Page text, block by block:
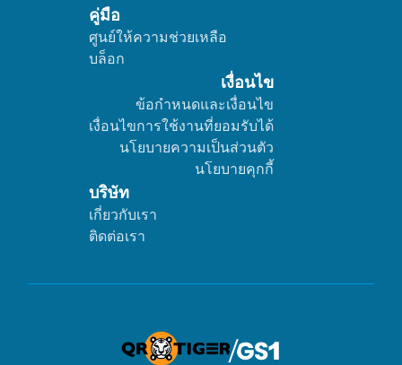
คู่มือ
ศูนย์ให้ความช่วยเหลือ
บล็อก
เงื่อนไข
ข้อกำหนดและเงื่อนไข
เงื่อนไขการใช้งานที่ยอมรับได้
นโยบายความเป็นส่วนตัว
นโยบายคุกกี้
บริษัท
เกี่ยวกับเรา
ติดต่อเรา